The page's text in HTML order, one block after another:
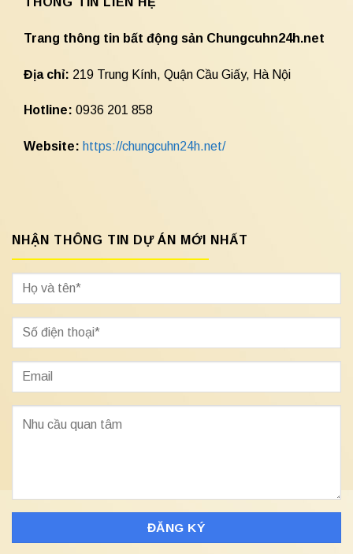
Trang thông tin bất động sản Chungcuhn24h.net
Địa chỉ: 219 Trung Kính, Quận Cầu Giấy, Hà Nội
Hotline: 0936 201 858
Website: https://chungcuhn24h.net/
NHẬN THÔNG TIN DỰ ÁN MỚI NHẤT